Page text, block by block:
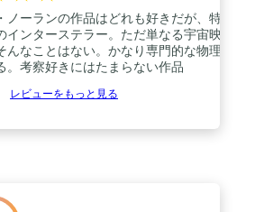
ノーランの作品はどれも好きだが、特
インターステラー。ただ単なる宇宙映
んなことはない。かなり専門的な物理
。考察好きにはたまらない作品
レビューをもっと見る